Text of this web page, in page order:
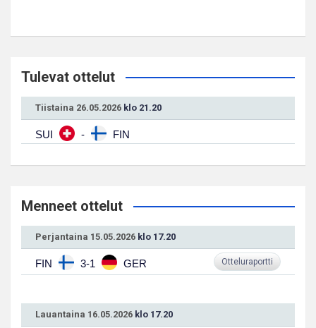
Tulevat ottelut
Tiistaina 26.05.2026 klo 21.20
SUI - FIN
Menneet ottelut
Perjantaina 15.05.2026 klo 17.20
FIN 3-1 GER Otteluraportti
Lauantaina 16.05.2026 klo 17.20